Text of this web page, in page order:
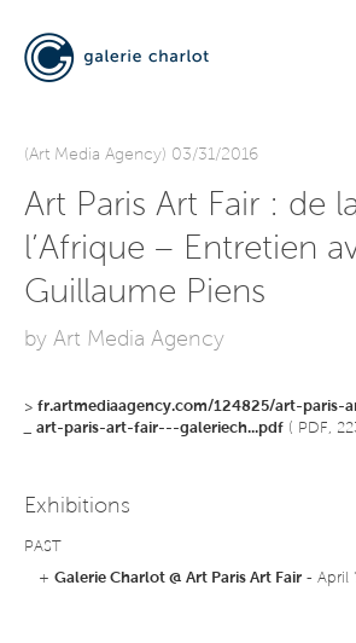
(Art Media Agency) 03/31/2016
Art Paris Art Fair : de
l’Afrique – Entretien
Guillaume Piens
by Art Media Agency
> fr.artmediaagency.com/124825/art-paris-
art-paris-art-fair---galeriech...pdf ( PDF,
Exhibitions
PAST
+ Galerie Charlot @ Art Paris Art Fair - April